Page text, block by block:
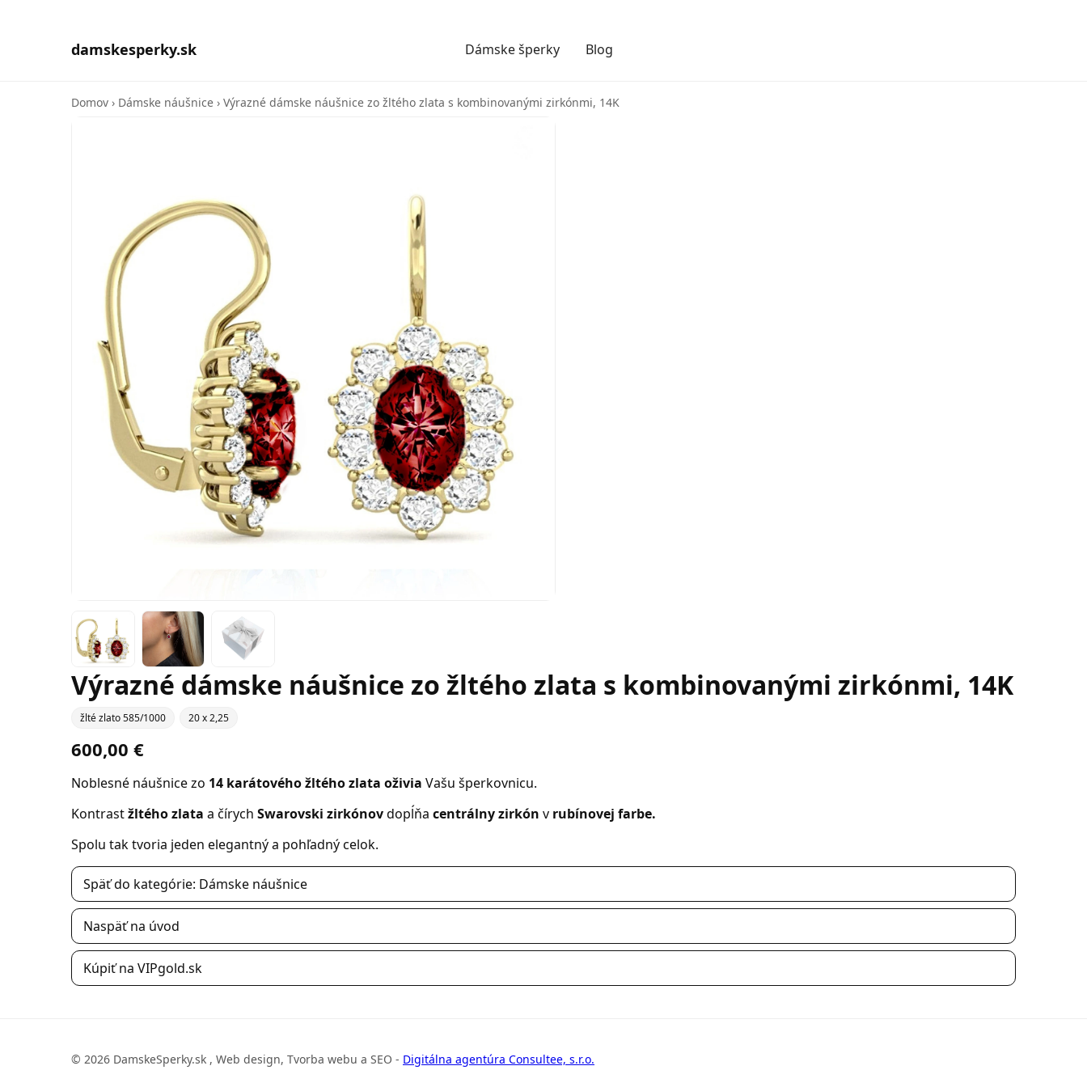
damskesperky.sk Dámske šperky Blog
Domov › Dámske náušnice › Výrazné dámske náušnice zo žltého zlata s kombinovanými zirkónmi, 14K
Výrazné dámske náušnice zo žltého zlata s kombinovanými zirkónmi, 14K
žlté zlato 585/1000 20 x 2,25
600,00 €
Noblesné náušnice zo 14 karátového žltého zlata oživia Vašu šperkovnicu.
Kontrastžltého zlata a čírych Swarovski zirkónovdopĺňa centrálny zirkón v rubínovej farbe.
Spolu tak tvoria jeden elegantný a pohľadný celok.
Späť do kategórie: Dámske náušnice
Naspäť na úvod
Kúpiť na VIPgold.sk
© 2026 DamskeSperky.sk , Web design, Tvorba webu a SEO - Digitálna agentúra Consultee, s.r.o.